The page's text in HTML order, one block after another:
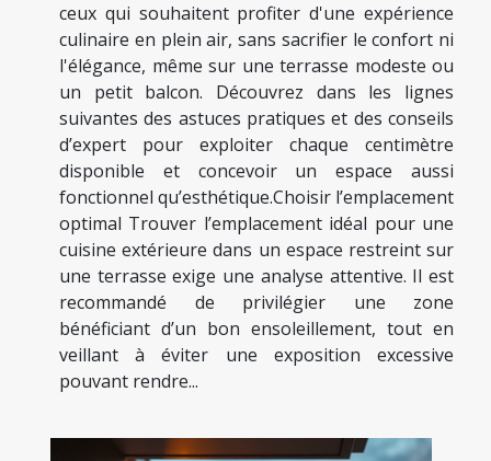
ceux qui souhaitent profiter d'une expérience
culinaire en plein air, sans sacrifier le confort ni
l'élégance, même sur une terrasse modeste ou
un petit balcon. Découvrez dans les lignes
suivantes des astuces pratiques et des conseils
d’expert pour exploiter chaque centimètre
disponible et concevoir un espace aussi
fonctionnel qu’esthétique.Choisir l’emplacement
optimal Trouver l’emplacement idéal pour une
cuisine extérieure dans un espace restreint sur
une terrasse exige une analyse attentive. Il est
recommandé de privilégier une zone
bénéficiant d’un bon ensoleillement, tout en
veillant à éviter une exposition excessive
pouvant rendre...